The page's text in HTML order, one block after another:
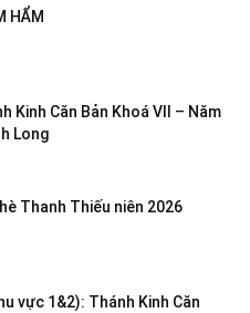
HẨM
Kinh Căn Bản Khoá VII – Năm
Long
Thanh Thiếu niên 2026
vực 1&2): Thánh Kinh Căn